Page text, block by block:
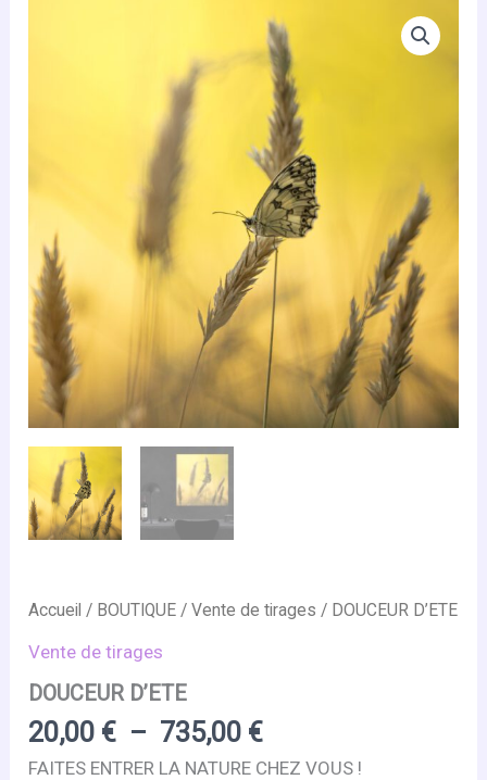
Accueil / BOUTIQUE /Vente de tirages / DOUCEUR D’ETE
Vente de tirages
DOUCEUR D’ETE
20,00 € – 735,00 €Plage
de
FAITES ENTRER LA NATURE CHEZ VOUS !